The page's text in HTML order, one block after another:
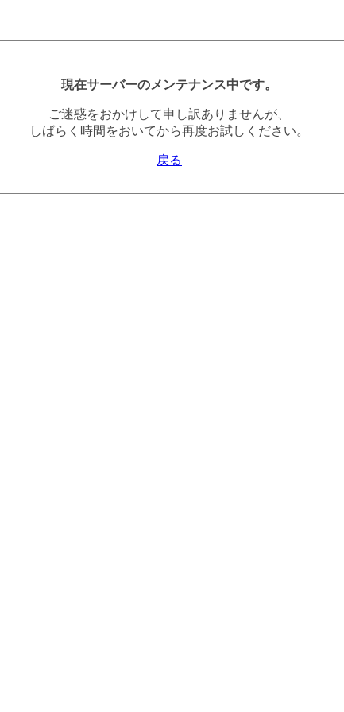
現在サーバーのメンテナンス中です。
ご迷惑をおかけして申し訳ありませんが、
しばらく時間をおいてから再度お試しください。
戻る